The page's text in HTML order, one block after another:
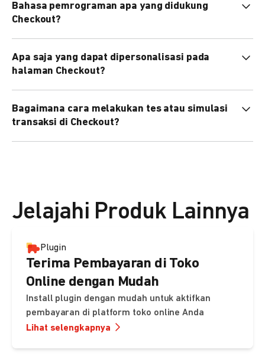
Bahasa pemrograman apa yang didukung
Checkout?
PHP, Node.js, Go, dll).
Apa saja yang dapat dipersonalisasi pada
halaman Checkout?
preferensi bahasa, dan urutan metode pembayaran sesuai
kebutuhan brand Anda.
Bagaimana cara melakukan tes atau simulasi
transaksi di Checkout?
Jelajahi Produk Lainnya
Plugin
Terima Pembayaran di Toko
Online dengan Mudah
Install plugin dengan mudah untuk aktifkan
pembayaran di platform toko online Anda
Lihat selengkapnya